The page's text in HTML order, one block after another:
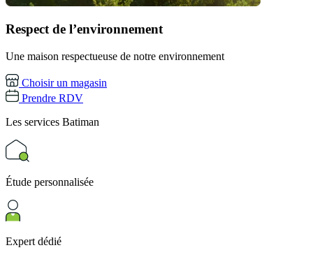
Respect de l’environnement
Une maison respectueuse de notre environnement
Choisir un magasin
Prendre RDV
Les services Batiman
Étude personnalisée
Expert dédié